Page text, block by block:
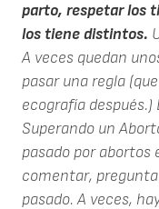
parto, respetar los
los tiene distintos.
A veces quedan
pasar una regla
ecografía
Superando un
pasado por abortos
comentar,
pasado. A veces,